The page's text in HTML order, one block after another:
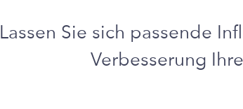
Lassen Sie sich passende
Verbesserung